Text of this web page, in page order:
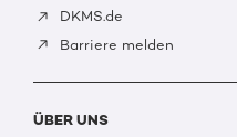
DKMS.de
Barriere melden
ÜBER UNS